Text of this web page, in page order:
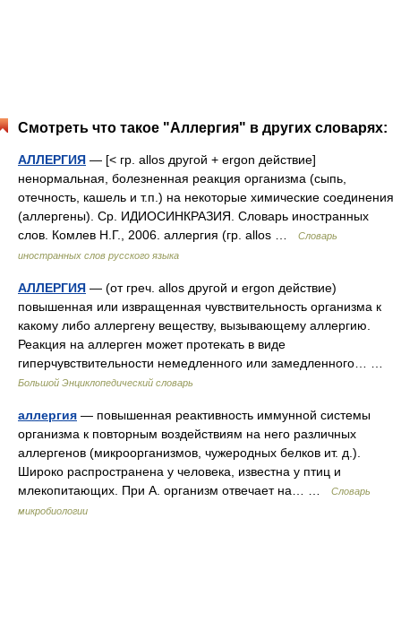
Смотреть что такое "Аллергия" в других словарях:
АЛЛЕРГИЯ — [< гр. allos другой + ergon действие]
ненормальная, болезненная реакция организма (сыпь,
отечность, кашель и т.п.) на некоторые химические соединения
(аллергены). Ср. ИДИОСИНКРАЗИЯ. Словарь иностранных
слов. Комлев Н.Г., 2006. аллергия (гр. allos …
Словарь
иностранных слов русского языка
АЛЛЕРГИЯ — (от греч. allos другой и ergon действие)
повышенная или извращенная чувствительность организма к
какому либо аллергену веществу, вызывающему аллергию.
Реакция на аллерген может протекать в виде
гиперчувствительности немедленного или замедленного… …
Большой Энциклопедический словарь
аллергия — повышенная реактивность иммунной системы
организма к повторным воздействиям на него различных
аллергенов (микроорганизмов, чужеродных белков ит. д.).
Широко распространена у человека, известна у птиц и
млекопитающих. При А. организм отвечает на… …
Словарь
микробиологии